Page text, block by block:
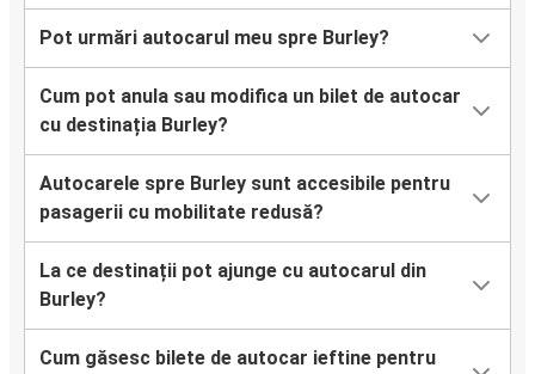
Pot urmări autocarul meu spre Burley?
Cum pot anula sau modifica un bilet de autocar
cu destinația Burley?
Autocarele spre Burley sunt accesibile pentru
pasagerii cu mobilitate redusă?
La ce destinații pot ajunge cu autocarul din
Burley?
Cum găsesc bilete de autocar ieftine pentru